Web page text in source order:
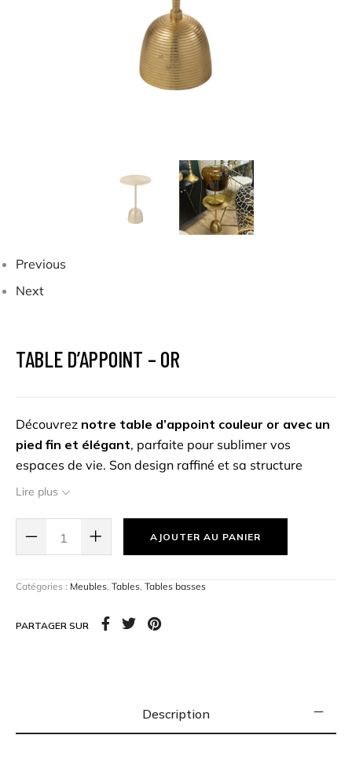
Previous
Next
TABLE D’APPOINT – OR
Découvrez notre table d’appoint couleur or avec un
pied fin et élégant, parfaite pour sublimer vos
espaces de vie. Son design raffiné et sa structure
légère en font un choix idéal pour
cette table d’appoint offre un équilibre
parfait entre
style et fonctionnalité
39cm Ø x 57cm H
Lire plus
AJOUTER AU PANIER
Catégories : Meubles, Tables, Tables basses
PARTAGER SUR
Description